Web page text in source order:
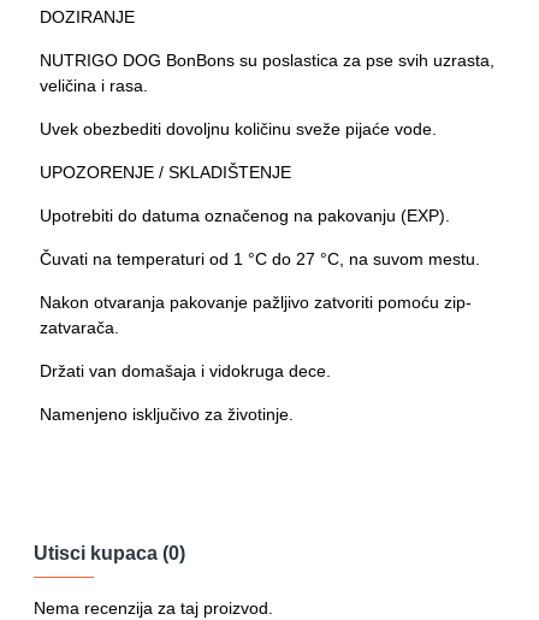
DOZIRANJE
NUTRIGO DOG BonBons su poslastica za pse svih uzrasta,
veličina i rasa.
Uvek obezbediti dovoljnu količinu sveže pijaće vode.
UPOZORENJE / SKLADIŠTENJE
Upotrebiti do datuma označenog na pakovanju (EXP).
Čuvati na temperaturi od 1 °C do 27 °C, na suvom mestu.
Nakon otvaranja pakovanje pažljivo zatvoriti pomoću zip-
zatvarača.
Držati van domašaja i vidokruga dece.
Namenjeno isključivo za životinje.
Utisci kupaca (0)
Nema recenzija za taj proizvod.